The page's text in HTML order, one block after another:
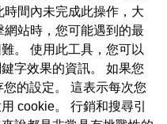
間內未完成此操作，大
站時，您可能遇到的最
。 使用此工具，您可以
字效果的資訊。 如果您
的設定。 這表示每次您
cookie。 行銷和搜尋引